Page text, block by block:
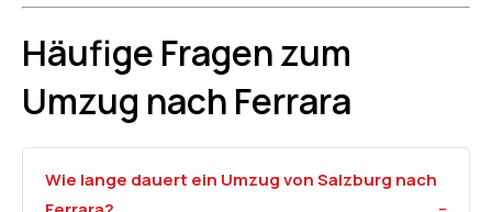
Häufige Fragen zum
Umzug nach Ferrara
Wie lange dauert ein Umzug von Salzburg nach